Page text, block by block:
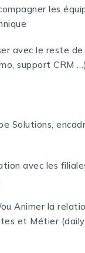
les
avec le reste
support CRM …)
Solutions,
avec les
Animer la
et Métier